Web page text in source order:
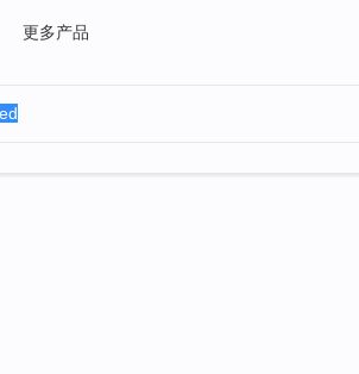
更多产品